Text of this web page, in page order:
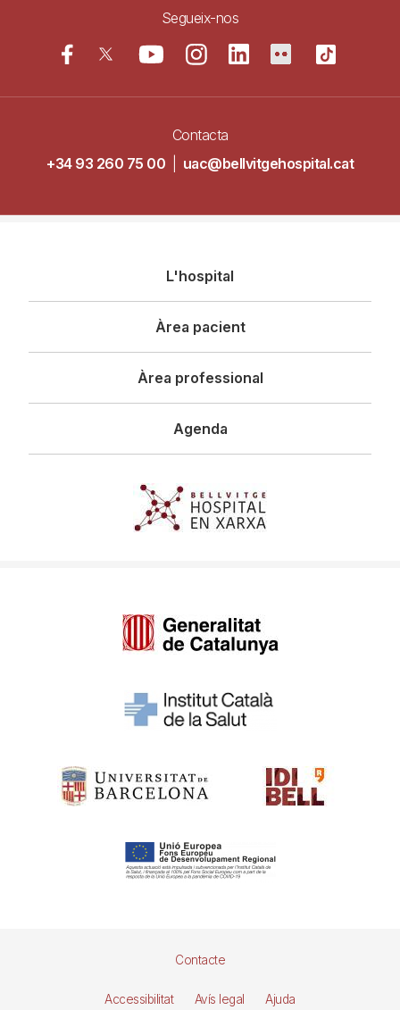
Segueix-nos
Contacta
+34 93 260 75 00
uac@bellvitgehospital.cat
principal
L'hospital
Àrea pacient
Àrea professional
Agenda
Contacte
Accessibilitat Avís legal Ajuda